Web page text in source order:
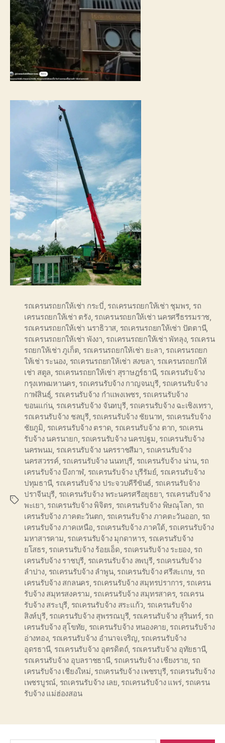
Tags
รถเครนรถยกให้เช่า กระบี่ รถเครนรถยกให้เช่า ชุมพร, รถ
เครนรถยกให้เช่า ตรัง, รถเครนรถยกให้เช่า นครศรีธรรมราช
รถเครนรถยกให้เช่า นราธิวาส รถเครนรถยกให้เช่า ปัตตานี,
รถเครนรถยกให้เช่า พังงา รถเครนรถยกให้เช่า พัทลุง, รถเครน
รถยกให้เช่า ภูเก็ต รถเครนรถยกให้เช่า ยะลา รถเครนรถยก
ให้เช่า ระนอง รถเครนรถยกให้เช่า สงขลา รถเครนรถยกให้
เช่า สตูล รถเครนรถยกให้เช่า สุราษฎร์ธานี, รถเครนรับจ้าง
กรุงเทพมหานคร, รถเครนรับจ้าง กาญจนบุรี, รถเครนรับจ้าง
กาฬสินธุ์, รถเครนรับจ้าง กำแพงเพชร, รถเครนรับจ้าง
ขอนแก่น, รถเครนรับจ้าง จันทบุรี, รถเครนรับจ้าง ฉะเชิงเทรา
รถเครนรับจ้าง ชลบุรี, รถเครนรับจ้าง ชัยนาท รถเครนรับจ้าง
ชัยภูมิ รถเครนรับจ้าง ตราด รถเครนรับจ้าง ตาก รถเครน
รับจ้าง นครนายก รถเครนรับจ้าง นครปฐม รถเครนรับจ้าง
นครพนม รถเครนรับจ้าง นครราชสีมา รถเครนรับจ้าง
นครสวรรค์, รถเครนรับจ้าง นนทบุรี รถเครนรับจ้าง น่าน, รถ
เครนรับจ้าง บึงกาฬ, รถเครนรับจ้าง บุรีรัมย์, รถเครนรับจ้าง
ปทุมธานี, รถเครนรับจ้าง ประจวบคีรีขันธ์ รถเครนรับจ้าง
ปราจีนบุรี รถเครนรับจ้าง พระนครศรีอยุธยา รถเครนรับจ้าง
พะเยา รถเครนรับจ้าง พิจิตร รถเครนรับจ้าง พิษณุโลก รถ
เครนรับจ้าง ภาคตะวันตก รถเครนรับจ้าง ภาคตะวันออก รถ
เครนรับจ้าง ภาคเหนือ รถเครนรับจ้าง ภาคใต้ รถเครนรับจ้าง
มหาสารคาม รถเครนรับจ้าง มุกดาหาร, รถเครนรับจ้าง
ยโสธร, รถเครนรับจ้าง ร้อยเอ็ด รถเครนรับจ้าง ระยอง, รถ
เครนรับจ้าง ราชบุรี รถเครนรับจ้าง ลพบุรี, รถเครนรับจ้าง
ลำปาง รถเครนรับจ้าง ลำพูน, รถเครนรับจ้าง ศรีสะเกษ รถ
เครนรับจ้าง สกลนคร, รถเครนรับจ้าง สมุทรปราการ, รถเครน
รับจ้าง สมุทรสงคราม รถเครนรับจ้าง สมุทรสาคร, รถเครน
รับจ้าง สระบุรี รถเครนรับจ้าง สระแก้ว รถเครนรับจ้าง
สิงห์บุรี, รถเครนรับจ้าง สุพรรณบุรี, รถเครนรับจ้าง สุรินทร์, รถ
เครนรับจ้าง สุโขทัย รถเครนรับจ้าง หนองคาย รถเครนรับจ้าง
อ่างทอง, รถเครนรับจ้าง อำนาจเจริญ รถเครนรับจ้าง
อุดรธานี, รถเครนรับจ้าง อุตรดิตถ์, รถเครนรับจ้าง อุทัยธานี,
รถเครนรับจ้าง อุบลราชธานี, รถเครนรับจ้าง เชียงราย รถ
เครนรับจ้าง เชียงใหม่ รถเครนรับจ้าง เพชรบุรี, รถเครนรับจ้าง
เพชรบูรณ์ รถเครนรับจ้าง เลย รถเครนรับจ้าง แพร่, รถเครน
รับจ้าง แม่ฮ่องสอน